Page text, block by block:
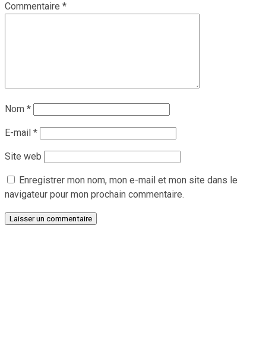
Commentaire *
Nom *
E-mail *
Site web
Enregistrer mon nom, mon e-mail et mon site dans le
navigateur pour mon prochain commentaire.